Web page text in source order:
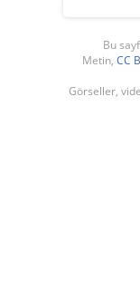
Bu
Metin, CC
Görseller,